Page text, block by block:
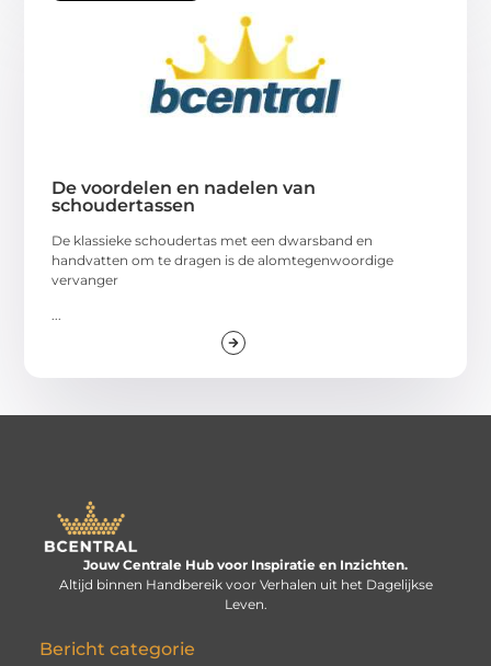
De voordelen en nadelen van
schoudertassen
De klassieke schoudertas met een dwarsband en
handvatten om te dragen is de alomtegenwoordige
vervanger
...
Jouw Centrale Hub voor Inspiratie en Inzichten.
Altijd binnen Handbereik voor Verhalen uit het Dagelijkse
Leven.
Bericht categorie